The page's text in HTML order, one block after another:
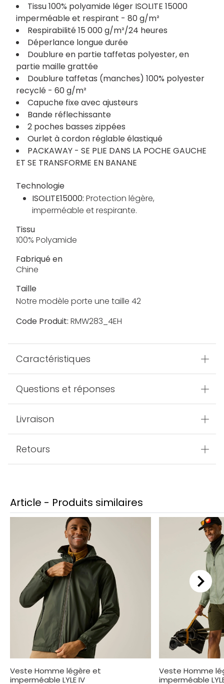
Tissu 100% polyamide léger ISOLITE 15000
imperméable et respirant - 80 g/m²
Respirabilité 15 000 g/m²/24 heures
Déperlance longue durée
Doublure en partie taffetas polyester, en
partie maille grattée
Doublure taffetas (manches) 100% polyester
recyclé - 60 g/m²
Capuche fixe avec ajusteurs
Bande réflechissante
2 poches basses zippées
Ourlet à cordon réglable élastiqué
PACKAWAY - SE PLIE DANS LA POCHE GAUCHE
ET SE TRANSFORME EN BANANE
Technologie
ISOLITE15000: Protection légère,
imperméable et respirante.
Tissu
100% Polyamide
Fabriqué en
Chine
Taille
Notre modèle porte une taille 42
Code Produit: RMW283_4EH
Caractéristiques
Questions et réponses
Livraison
Retours
Article - Produits similaires
Veste Homme légère et
imperméable LYLE IV
Veste Homme
imperméable